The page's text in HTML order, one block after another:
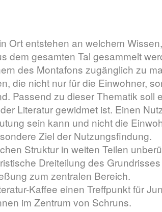
Ort entstehen an welchem Wissen,
dem gesamten Tal gesammelt
des Montafons zugänglich zu
die nicht nur für die Einwohner,
Passend zu dieser Thematik soll
Literatur gewidmet ist. Einen
sein kann und nicht die
Ziel der Nutzungsfindung.
Struktur in weiten Teilen
Dreiteilung des
zum zentralen Bereich.
Kaffee einen Treffpunkt für
im Zentrum von Schruns.